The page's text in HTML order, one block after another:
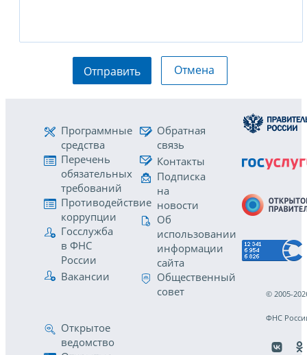
Отправить Отмена
Программные
средства
Перечень
обязательных
требований
Противодействие
коррупции
Госслужба
в ФНС
России
Вакансии
Обратная
связь
Контакты
Подписка
на
новости
Об
использовании
информации
сайта
Общественный
совет
Открытое
ведомство
© 2005-
ФНС